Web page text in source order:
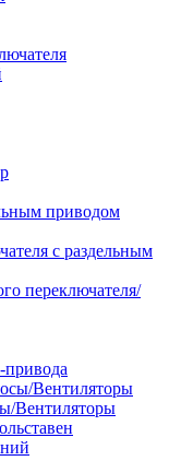
приводом
с раздельным
переключателя/
Вентиляторы